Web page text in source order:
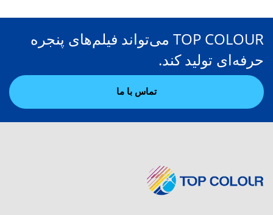
TOP COLOUR می‌تواند فیلم‌های پنجره
حرفه‌ای تولید کند.
تماس با ما